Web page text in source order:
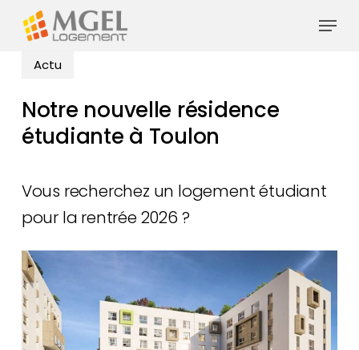
Menu
Actu
Notre nouvelle résidence
étudiante à Toulon
Vous recherchez un logement étudiant
pour la rentrée 2026 ?